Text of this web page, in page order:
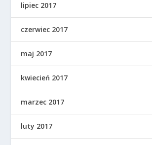
lipiec 2017
czerwiec 2017
maj 2017
kwiecień 2017
marzec 2017
luty 2017